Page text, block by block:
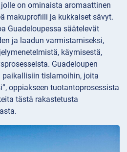
on ominaista aromaattinen
makuprofiili ja kukkaiset sävyt.
Guadeloupessa säätelevät
ja laadun varmistamiseksi,
käymisestä,
Guadeloupen
tislamoihin, joita
oppiakseen tuotantoprosessista
tästä rakastetusta